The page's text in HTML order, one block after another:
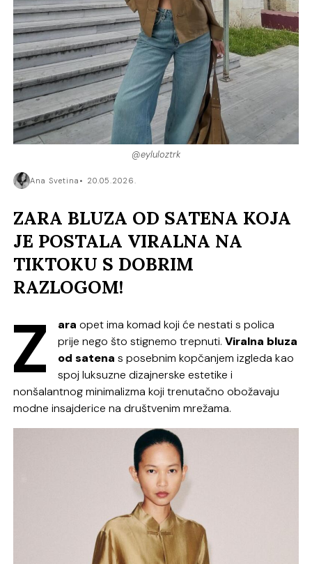
@eyluloztrk
Ana Svetina 20.05.2026.
ZARA BLUZA OD SATENA KOJA
JE POSTALA VIRALNA NA
TIKTOKU S DOBRIM
RAZLOGOM!
Z ara opet ima komad koji će nestati s polica
prije nego što stignemo trepnuti.Viralna bluza
od satena s posebnim kopčanjem izgleda kao
spoj luksuzne dizajnerske estetike i
nonšalantnog minimalizma koji trenutačno obožavaju
modne insajderice na društvenim mrežama.